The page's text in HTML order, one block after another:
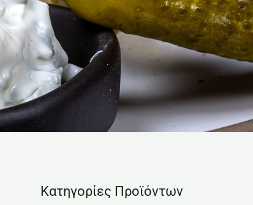
Κατηγορίες Προϊόντων